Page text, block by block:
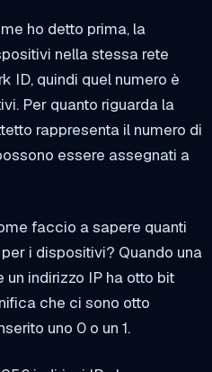
ho detto prima, la
nella stessa rete
ID, quindi quel numero è
Per quanto riguarda la
rappresenta il numero di
essere assegnati a
faccio a sapere quanti
i dispositivi? Quando una
indirizzo IP ha otto bit
che ci sono otto
uno 0 o un 1.